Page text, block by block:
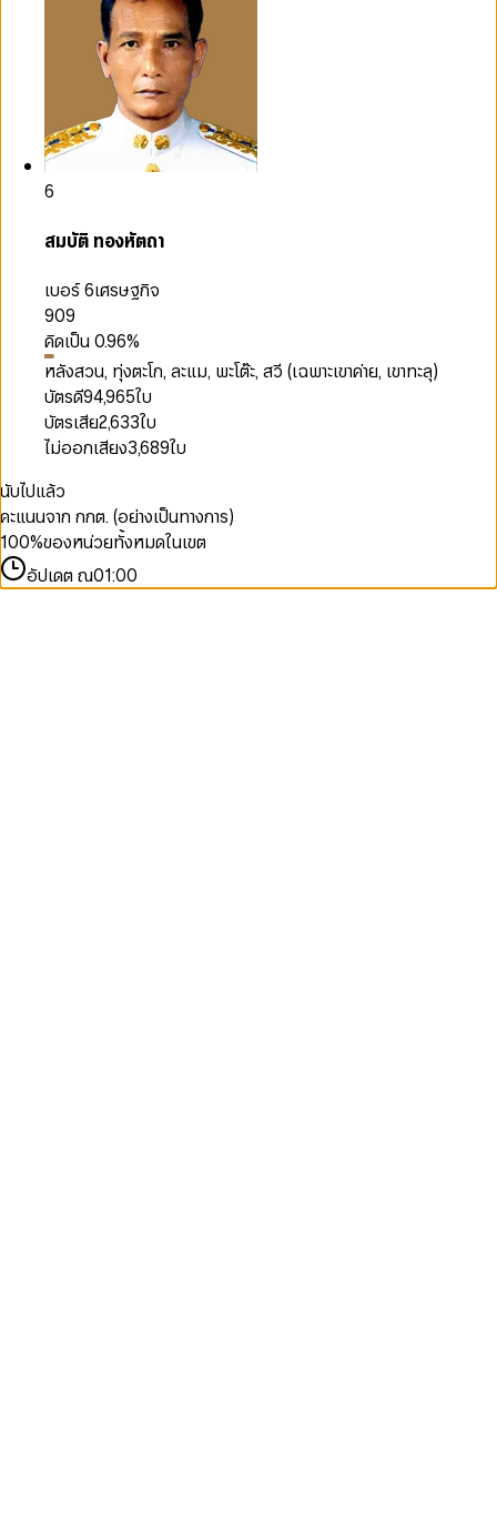
6
สมบัติ ทองหัตถา
เบอร์ 6เศรษฐกิจ
909
คิดเป็น0.96%
หลังสวน, ทุ่งตะโก, ละแม, พะโต๊ะ, สวี (เฉพาะเขาค่าย, เขาทะลุ)
บัตรดี94,965ใบ
บัตรเสีย2,633ใบ
ไม่ออกเสียง3,689ใบ
นับไปแล้ว
คะแนนจาก กกต. (อย่างเป็นทางการ)
100%ของหน่วยทั้งหมดในเขต
อัปเดต ณ01:00